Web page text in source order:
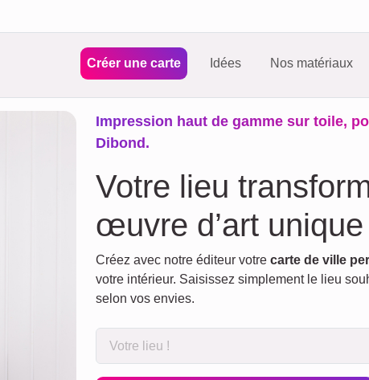
Créer une carte Idées Nos matériaux
Impression haut de gamme sur toile,
Dibond.
Votre lieu
œuvre d’art unique
Créez avec notre éditeur votre carte de ville
votre intérieur. Saisissez simplement le lieu
selon vos envies.